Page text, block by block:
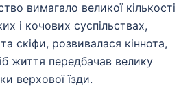
вимагало великої кількості
і кочових суспільствах,
скіфи, розвивалася кіннота,
життя передбачав велику
верхової їзди.